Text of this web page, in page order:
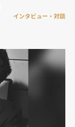
インタビュー・対談